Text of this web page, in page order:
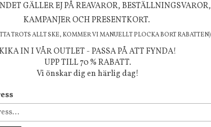
GÄLLER EJ PÅ REAVAROR, BESTÄLLNINGSVAROR,
KAMPANJER OCH PRESENTKORT.
TROTS ALLT SKE, KOMMER VI MANUELLT PLOCKA BORT RABATTEN)
IN I VÅR OUTLET - PASSA PÅ ATT FYNDA!
UPP TILL 70 % RABATT.
Vi önskar dig en härlig dag!